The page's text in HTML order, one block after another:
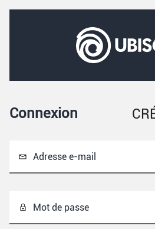
Connexion
Adresse e-mail
Mot de passe